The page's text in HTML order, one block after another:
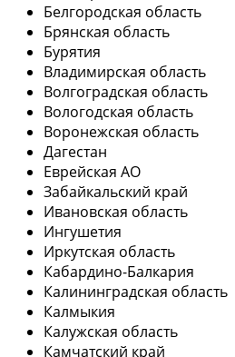
Белгородская область
Брянская область
Бурятия
Владимирская область
Волгоградская область
Вологодская область
Воронежская область
Дагестан
Еврейская АО
Забайкальский край
Ивановская область
Ингушетия
Иркутская область
Кабардино-Балкария
Калининградская область
Калмыкия
Калужская область
Камчатский край